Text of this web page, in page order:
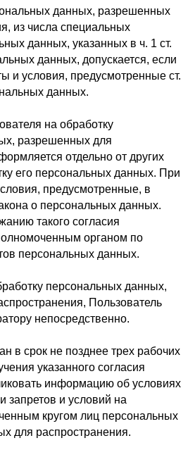
данных, разрешенных
из числа специальных
данных, указанных в ч. 1 ст.
данных, допускается, если
и условия, предусмотренные ст.
данных.
на обработку
разрешенных для
отдельно от других
его персональных данных. При
предусмотренные, в
о персональных данных.
такого согласия
органом по
персональных данных.
персональных данных,
Пользователь
непосредственно.
в срок не позднее трех рабочих
указанного согласия
информацию об условиях
запретов и условий на
кругом лиц персональных
для распространения.